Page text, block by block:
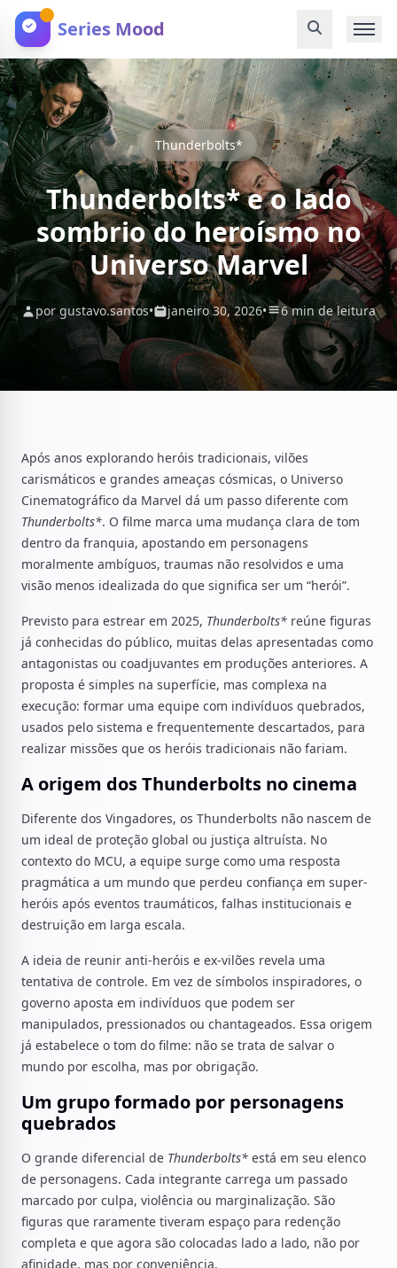
Series Mood
Thunderbolts*
Thunderbolts* e o lado
sombrio do heroísmo no
Universo Marvel
por gustavo.santos• janeiro 30, 2026• 6 min de leitura
Após anos explorando heróis tradicionais, vilões
carismáticos e grandes ameaças cósmicas, o Universo
Cinematográfico da Marvel dá um passo diferente com
Thunderbolts*. O filme marca uma mudança clara de tom
dentro da franquia, apostando em personagens
moralmente ambíguos, traumas não resolvidos e uma
visão menos idealizada do que significa ser um “herói”.
Previsto para estrear em 2025, Thunderbolts* reúne figuras
já conhecidas do público, muitas delas apresentadas como
antagonistas ou coadjuvantes em produções anteriores. A
proposta é simples na superfície, mas complexa na
execução: formar uma equipe com indivíduos quebrados,
usados pelo sistema e frequentemente descartados, para
realizar missões que os heróis tradicionais não fariam.
A origem dos Thunderbolts no cinema
Diferente dos Vingadores, os Thunderbolts não nascem de
um ideal de proteção global ou justiça altruísta. No
contexto do MCU, a equipe surge como uma resposta
pragmática a um mundo que perdeu confiança em super-
heróis após eventos traumáticos, falhas institucionais e
destruição em larga escala.
A ideia de reunir anti-heróis e ex-vilões revela uma
tentativa de controle. Em vez de símbolos inspiradores, o
governo aposta em indivíduos que podem ser
manipulados, pressionados ou chantageados. Essa origem
já estabelece o tom do filme: não se trata de salvar o
mundo por escolha, mas por obrigação.
Um grupo formado por personagens
quebrados
O grande diferencial de Thunderbolts* está em seu elenco
de personagens. Cada integrante carrega um passado
marcado por culpa, violência ou marginalização. São
figuras que raramente tiveram espaço para redenção
completa e que agora são colocadas lado a lado, não por
afinidade, mas por conveniência.